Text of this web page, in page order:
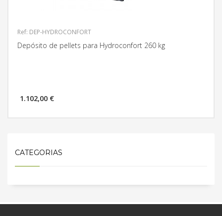
Ref: DEP-HYDROCONFORT
Depósito de pellets para Hydroconfort 260 kg
1.102,00 €
CATEGORIAS